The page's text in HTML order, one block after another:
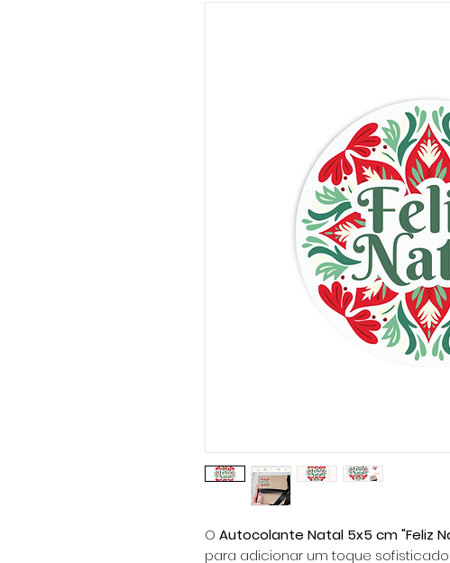
O Autocolante Natal 5x5 cm "Feliz
para adicionar um toque